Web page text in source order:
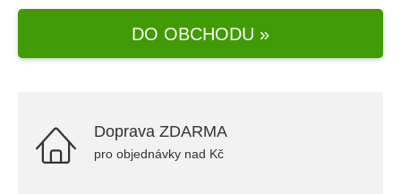
DO OBCHODU »
Doprava ZDARMA
pro objednávky nad Kč